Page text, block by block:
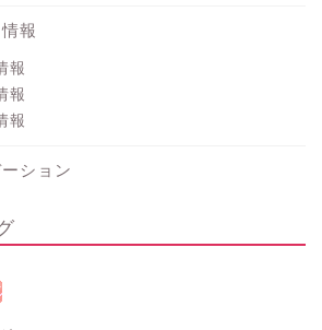
報
報
報
報
ション